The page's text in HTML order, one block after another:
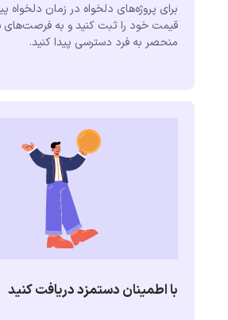
برای پروژه‌های دلخواه در زمان دلخواه
قیمت خود را ثبت کنید و به
منحصر به فرد دسترسی پیدا کنید.
با اطمینان دستمزد دریافت کنید